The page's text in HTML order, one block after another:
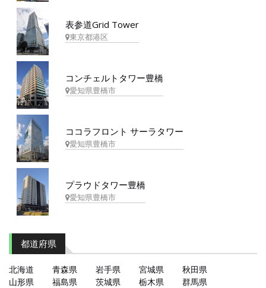
表参道Grid Tower
東京都港区
コンチェルトタワー豊橋
愛知県豊橋市
ココラフロント サーラタワー
愛知県豊橋市
プラウドタワー豊橋
愛知県豊橋市
都道府県
北海道 青森県 岩手県 宮城県
秋田県
山形県
福島県 茨城県 栃木県
群馬県